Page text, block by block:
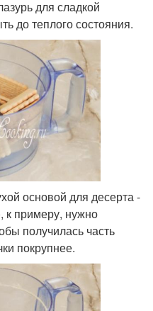
для сладкой
до теплого состояния.
основой для десерта -
к примеру, нужно
получилась часть
покрупнее.